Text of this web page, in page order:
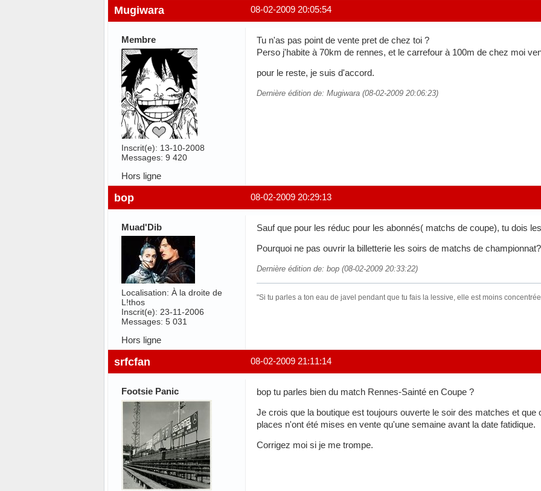
08-02-2009 20:05:54
Mugiwara
Membre
Inscrit(e): 13-10-2008
Messages: 9 420
Tu n'as pas point de vente pret de chez toi ?
Perso j'habite à 70km de rennes, et le carrefour à 100m de chez moi
pour le reste, je suis d'accord.
Dernière édition de: Mugiwara (08-02-2009 20:06:23)
Hors ligne
08-02-2009 20:29:13
bop
Muad'Dib
Localisation: À la droite de
L!thos
Inscrit(e): 23-11-2006
Messages: 5 031
Sauf que pour les réduc pour les abonnés( matchs de coupe), tu dois
Pourquoi ne pas ouvrir la billetterie les soirs de matchs de championnat?
Dernière édition de: bop (08-02-2009 20:33:22)
"Si tu parles a ton eau de javel pendant que tu fais la lessive, elle est moins
Hors ligne
08-02-2009 21:11:14
srfcfan
Footsie Panic
bop tu parles bien du match Rennes-Sainté en Coupe ?
Je crois que la boutique est toujours ouverte le soir des matches et
places n'ont été mises en vente qu'une semaine avant la date fatidique.
Corrigez moi si je me trompe.